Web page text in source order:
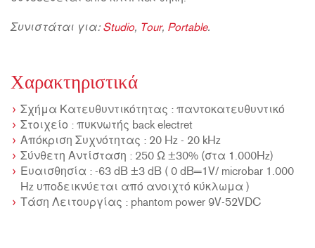
Συνιστάται για: Studio, Tour, Portable.
Χαρακτηριστικά
Σχήμα Κατευθυντικότητας : παντοκατευθυντικό
Στοιχείο : πυκνωτής back electret
Απόκριση Συχνότητας : 20 Hz - 20 kHz
Σύνθετη Αντίσταση : 250 Ω ±30% (στα 1.000Hz)
Ευαισθησία : -63 dB ±3 dB ( 0 dB=1V/ microbar 1.000
Hz υποδεικνύεται από ανοιχτό κύκλωμα )
Τάση Λειτουργίας : phantom power 9V-52VDC